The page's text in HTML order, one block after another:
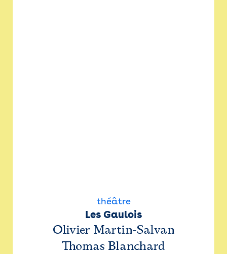
théâtre
Les Gaulois
Olivier Martin-Salvan
Thomas Blanchard